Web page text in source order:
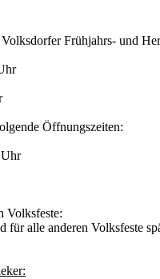
Frühjahrs- und
Öffnungszeiten:
Uhr
Volksfeste:
für alle anderen Volksfeste